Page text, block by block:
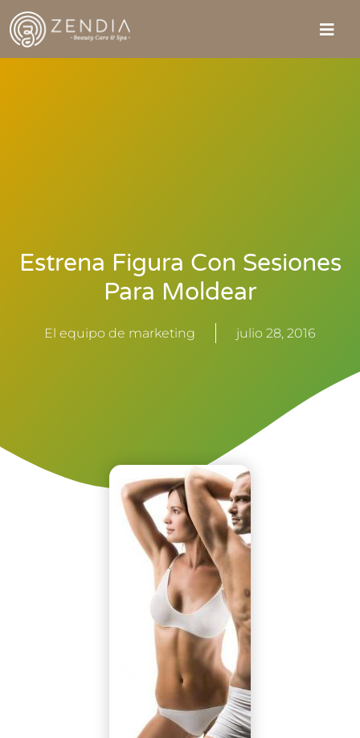
Estrena Figura Con Sesiones
Para Moldear
El equipo de marketing julio 28, 2016